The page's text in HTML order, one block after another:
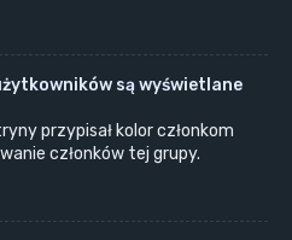
są wyświetlane
przypisał kolor członkom
członków tej grupy.